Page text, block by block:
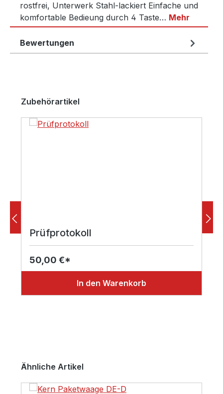
rostfrei, Unterwerk Stahl-lackiert Einfache und
komfortable Bedieung durch 4 Taste… Mehr
Bewertungen
Produktgalerie überspringen
Zubehörartikel
Prüfprotokoll
50,00 €*
In den Warenkorb
Produktgalerie überspringen
Ähnliche Artikel